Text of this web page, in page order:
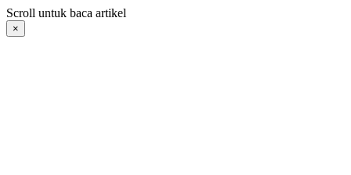
Langsung
ke
konten
Scroll untuk baca artikel
×